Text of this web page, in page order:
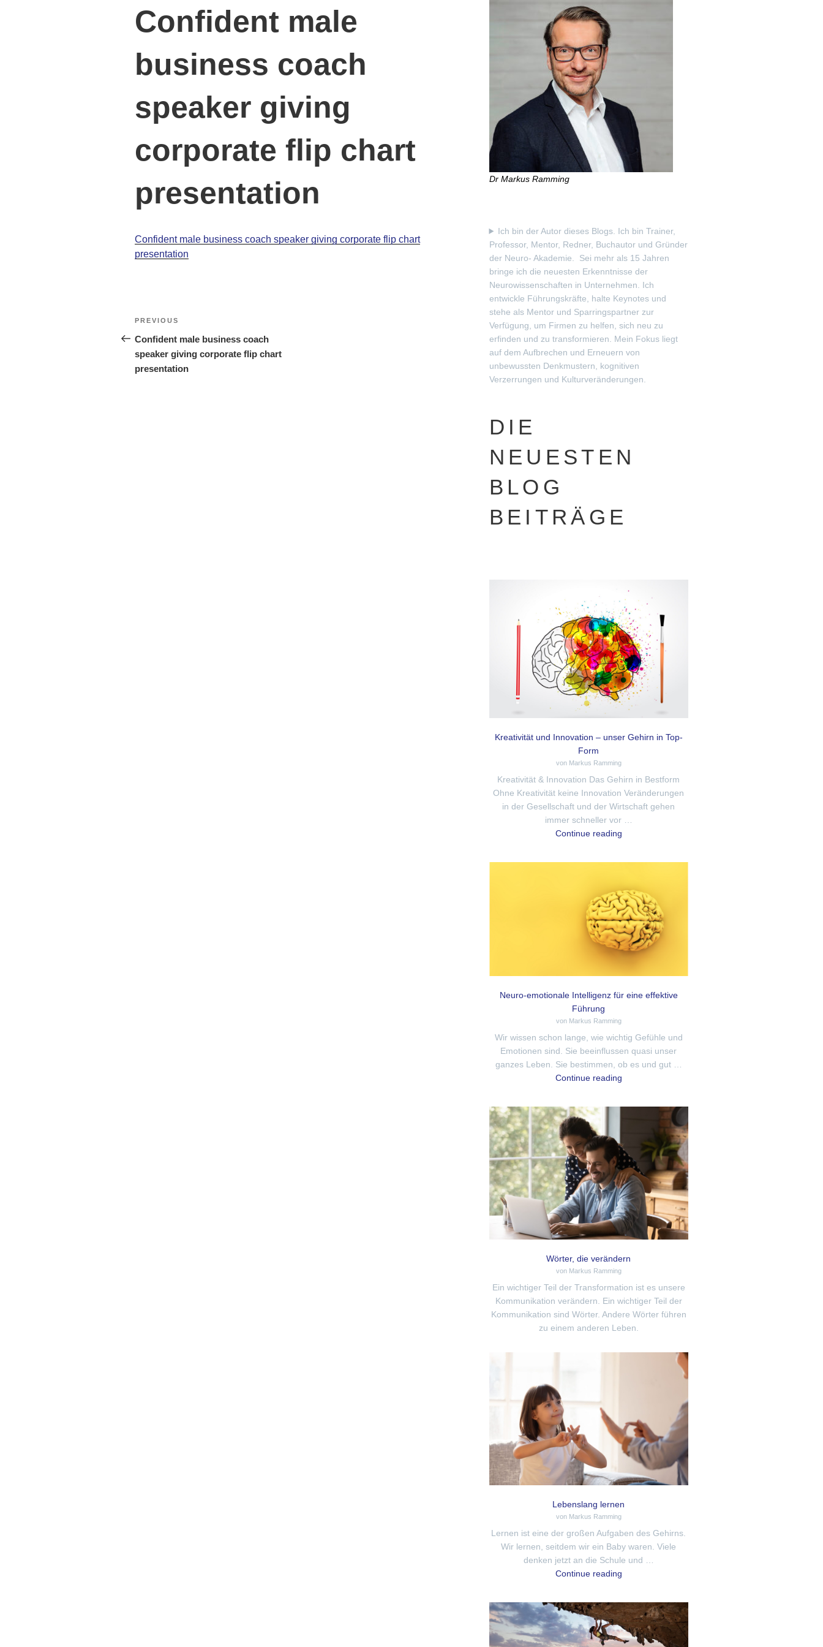
Confident male
business coach
speaker giving
corporate flip chart
presentation
Confident male business coach speaker giving corporate flip chart
presentation
PREVIOUS
Confident male business coach
speaker giving corporate flip chart
presentation
Dr Markus Ramming
Ich bin der Autor dieses Blogs. Ich bin Trainer,
Professor, Mentor, Redner, Buchautor und Gründer
der Neuro- Akademie. Sei mehr als 15 Jahren
bringe ich die neuesten Erkenntnisse der
Neurowissenschaften in Unternehmen. Ich
entwickle Führungskräfte, halte Keynotes und
stehe als Mentor und Sparringspartner zur
Verfügung, um Firmen zu helfen, sich neu zu
erfinden und zu transformieren. Mein Fokus liegt
auf dem Aufbrechen und Erneuern von
unbewussten Denkmustern, kognitiven
Verzerrungen und Kulturveränderungen.
DIE
NEUESTEN
BLOG
BEITRÄGE
Kreativität und Innovation – unser Gehirn in Top-
Form
von Markus Ramming
Kreativität & Innovation Das Gehirn in Bestform
Ohne Kreativität keine Innovation Veränderungen
in der Gesellschaft und der Wirtschaft gehen
immer schneller vor …
Continue reading
Neuro-emotionale Intelligenz für eine effektive
Führung
von Markus Ramming
Wir wissen schon lange, wie wichtig Gefühle und
Emotionen sind. Sie beeinflussen quasi unser
ganzes Leben. Sie bestimmen, ob es und gut …
Continue reading
Wörter, die verändern
von Markus Ramming
Ein wichtiger Teil der Transformation ist es unsere
Kommunikation verändern. Ein wichtiger Teil der
Kommunikation sind Wörter. Andere Wörter führen
zu einem anderen Leben.
Lebenslang lernen
von Markus Ramming
Lernen ist eine der großen Aufgaben des Gehirns.
Wir lernen, seitdem wir ein Baby waren. Viele
denken jetzt an die Schule und …
Continue reading